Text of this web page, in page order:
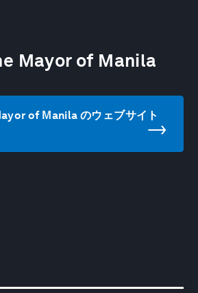
Mayor of Manila
of Manila のウェブサイト